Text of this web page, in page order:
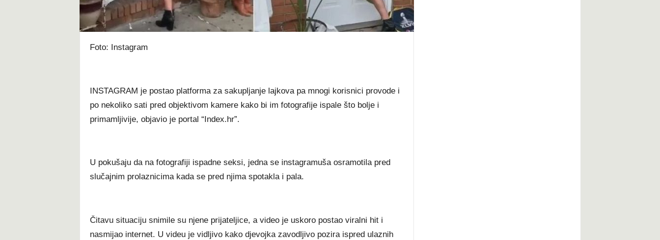
Foto: Instagram
INSTAGRAM je postao platforma za sakupljanje lajkova pa mnogi korisnici provode i
po nekoliko sati pred objektivom kamere kako bi im fotografije ispale što bolje i
primamljivije, objavio je portal “Index.hr”.
U pokušaju da na fotografiji ispadne seksi, jedna se instagramuša osramotila pred
slučajnim prolaznicima kada se pred njima spotakla i pala.
Čitavu situaciju snimile su njene prijateljice, a video je uskoro postao viralni hit i
nasmijao internet. U videu je vidljivo kako djevojka zavodljivo pozira ispred ulaznih